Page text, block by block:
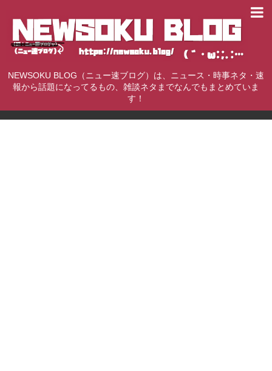
NEWSOKU BLOG（ニュー速ブログ）は、ニュース・時事ネタ・速
報から話題になってるもの、雑談ネタまでなんでもまとめていま
す！